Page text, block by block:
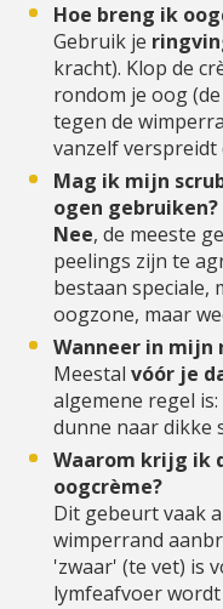
Hoe breng ik
Gebruik je
kracht). Klop de
rondom je oog
tegen de
vanzelf verspreidt
Mag ik mijn
ogen gebruiken?
Nee, de meeste
peelings zijn te
bestaan speciale,
oogzone, maar
Wanneer in mijn
Meestal vóór je
algemene regel
dunne naar dikke
Waarom krijg ik
oogcrème?
Dit gebeurt vaak
wimperrand
'zwaar' (te vet) is
lymfeafvoer